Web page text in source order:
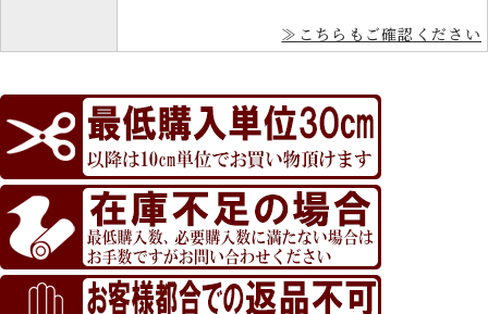
≫こちらもご確認ください